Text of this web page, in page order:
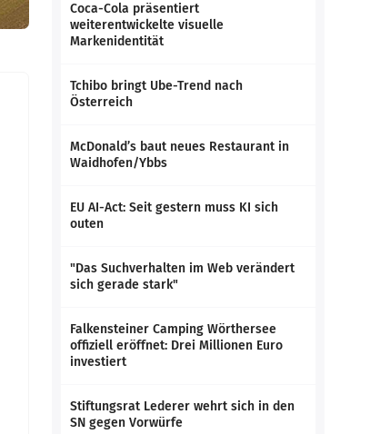
Coca-Cola präsentiert
weiterentwickelte visuelle
Markenidentität
Tchibo bringt Ube-Trend nach
Österreich
McDonald’s baut neues Restaurant in
Waidhofen/Ybbs
EU AI-Act: Seit gestern muss KI sich
outen
"Das Suchverhalten im Web verändert
sich gerade stark"
Falkensteiner Camping Wörthersee
offiziell eröffnet: Drei Millionen Euro
investiert
Stiftungsrat Lederer wehrt sich in den
SN gegen Vorwürfe